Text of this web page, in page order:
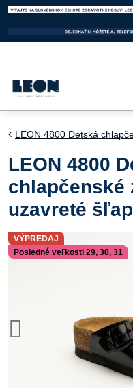
VÝPREDAJ
Posledné veľkosti 29, 30, 31
LEON 4800 Detská
LEON 4800
chlapčenské
uzavreté